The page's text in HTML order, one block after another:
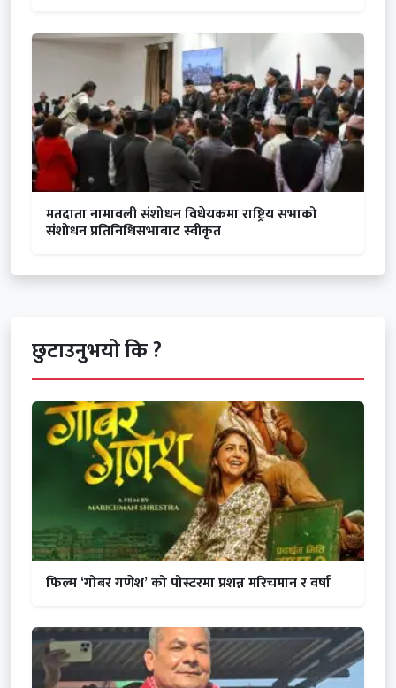
मतदाता नामावली संशोधन विधेयकमा राष्ट्रिय सभाको
संशोधन प्रतिनिधिसभाबाट स्वीकृत
छुटाउनुभयो कि ?
फिल्म ‘गोबर गणेश’ को पोस्टरमा प्रशन्न मरिचमान र वर्षा